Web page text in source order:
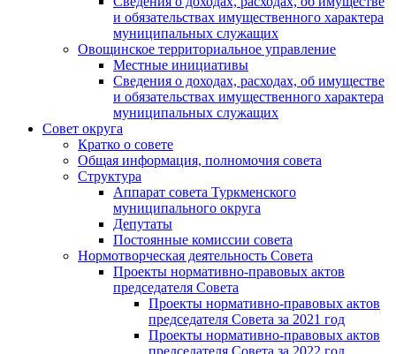
и обязательствах имущественного характера
муниципальных служащих
Овощинское территориальное управление
Местные инициативы
Сведения о доходах, расходах, об имуществе
и обязательствах имущественного характера
муниципальных служащих
Совет округа
Кратко о совете
Общая информация, полномочия совета
Структура
Аппарат совета Туркменского
муниципального округа
Депутаты
Постоянные комиссии совета
Нормотворческая деятельность Совета
Проекты нормативно-правовых актов
председателя Cовета
Проекты нормативно-правовых актов
председателя Cовета за 2021 год
Проекты нормативно-правовых актов
председателя Cовета за 2022 год